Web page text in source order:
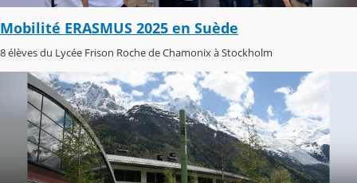
Mobilité ERASMUS 2025 en Suède
8 élèves du Lycée Frison Roche de Chamonix à Stockholm